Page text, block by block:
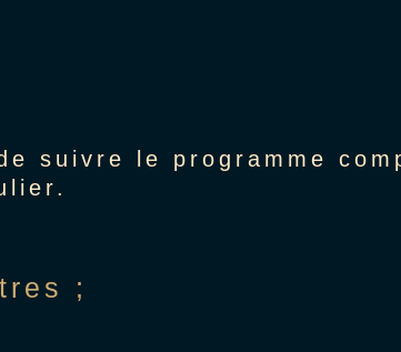
suivre le programme
;